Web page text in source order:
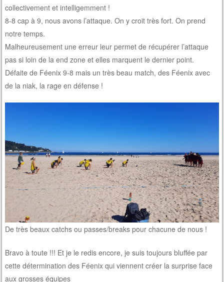
collectivement et intelligemment !
8-8 cap à 9, nous avons l’attaque. On y croit très fort. On prend
notre temps.
Malheureusement une erreur leur permet de récupérer l’attaque
pas si loin de la end zone et elles marquent le dernier point.
Défaite de Féenix 9-8 mais un très beau match, des Féenix avec
de la niak, la rage en défense !
De très beaux catchs ou passes/breaks pour chacune de nous !
Bravo à toute !!! Et je le redis encore, je suis toujours bluffée par
cette détermination des Féenix qui viennent créer la surprise face
aux grosses équipes